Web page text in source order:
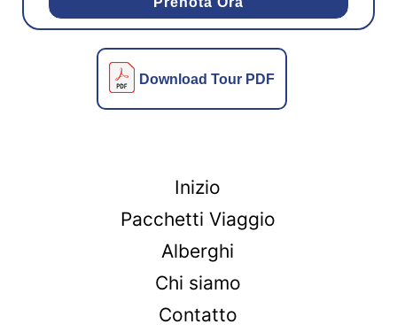
Download Tour PDF
Inizio
Pacchetti Viaggio
Alberghi
Chi siamo
Contatto